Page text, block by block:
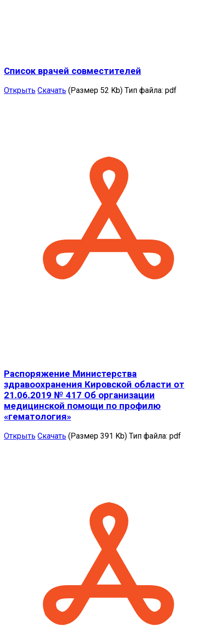
Список врачей совместителей
Открыть Скачать (Размер 52 Kb) Тип файла: pdf
Распоряжение Министерства
здравоохранения Кировской области от
21.06.2019 № 417 Об организации
медицинской помощи по профилю
«гематология»
Открыть Скачать (Размер 391 Kb) Тип файла: pdf